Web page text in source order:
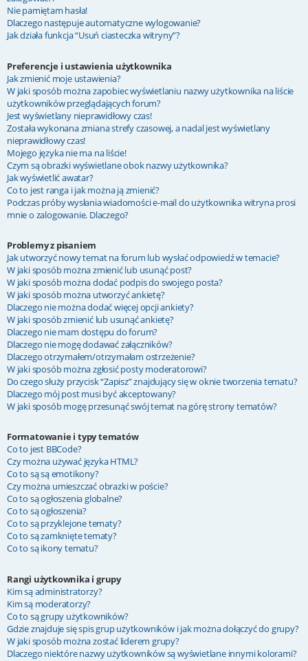
Nie pamiętam hasła!
Dlaczego następuje automatyczne wylogowanie?
Jak działa funkcja “Usuń ciasteczka witryny”?
Preferencje i ustawienia użytkownika
Jak zmienić moje ustawienia?
W jaki sposób można zapobiec wyświetlaniu nazwy użytkownika na liście
użytkowników przeglądających forum?
Jest wyświetlany nieprawidłowy czas!
Została wykonana zmiana strefy czasowej, a nadal jest wyświetlany
nieprawidłowy czas!
Mojego języka nie ma na liście!
Czym są obrazki wyświetlane obok nazwy użytkownika?
Jak wyświetlić awatar?
Co to jest ranga i jak można ją zmienić?
Podczas próby wysłania wiadomości e-mail do użytkownika witryna prosi
mnie o zalogowanie. Dlaczego?
Problemy z pisaniem
Jak utworzyć nowy temat na forum lub wysłać odpowiedź w temacie?
W jaki sposób można zmienić lub usunąć post?
W jaki sposób można dodać podpis do swojego posta?
W jaki sposób można utworzyć ankietę?
Dlaczego nie można dodać więcej opcji ankiety?
W jaki sposób zmienić lub usunąć ankietę?
Dlaczego nie mam dostępu do forum?
Dlaczego nie mogę dodawać załączników?
Dlaczego otrzymałem/otrzymałam ostrzeżenie?
W jaki sposób można zgłosić posty moderatorowi?
Do czego służy przycisk “Zapisz” znajdujący się w oknie tworzenia tematu?
Dlaczego mój post musi być akceptowany?
W jaki sposób mogę przesunąć swój temat na górę strony tematów?
Formatowanie i typy tematów
Co to jest BBCode?
Czy można używać języka HTML?
Co to są są emotikony?
Czy można umieszczać obrazki w poście?
Co to są ogłoszenia globalne?
Co to są ogłoszenia?
Co to są przyklejone tematy?
Co to są zamknięte tematy?
Co to są ikony tematu?
Rangi użytkownika i grupy
Kim są administratorzy?
Kim są moderatorzy?
Co to są grupy użytkowników?
Gdzie znajduje się spis grup użytkowników i jak można dołączyć do grupy?
W jaki sposób można zostać liderem grupy?
Dlaczego niektóre nazwy użytkowników są wyświetlane innymi kolorami?